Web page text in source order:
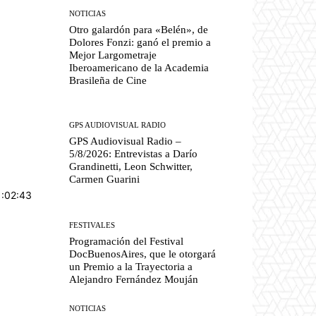
NOTICIAS
Otro galardón para «Belén», de
Dolores Fonzi: ganó el premio a
Mejor Largometraje
Iberoamericano de la Academia
Brasileña de Cine
GPS AUDIOVISUAL RADIO
GPS Audiovisual Radio –
5/8/2026: Entrevistas a Darío
Grandinetti, Leon Schwitter,
Carmen Guarini
FESTIVALES
Programación del Festival
DocBuenosAires, que le otorgará
un Premio a la Trayectoria a
Alejandro Fernández Mouján
NOTICIAS